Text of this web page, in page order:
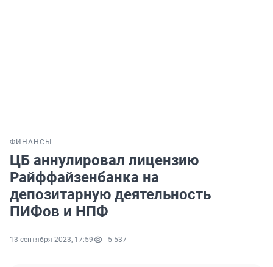
ФИНАНСЫ
ЦБ аннулировал лицензию
Райффайзенбанка на
депозитарную деятельность
ПИФов и НПФ
13 сентября 2023, 17:59 5 537